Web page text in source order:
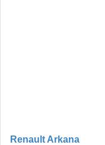
Renault Arkana